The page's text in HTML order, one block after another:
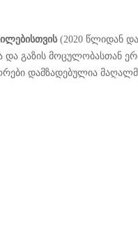
(2020 წლიდან
და გაზის
დამზადებულია